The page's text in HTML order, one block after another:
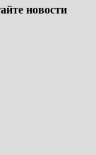
новости